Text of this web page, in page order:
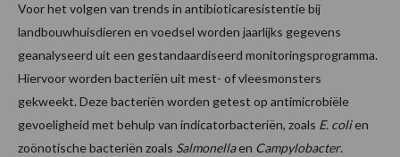
Voor het volgen van trends in antibioticaresistentie bij
landbouwhuisdieren en voedsel worden jaarlijks gegevens
geanalyseerd uit een gestandaardiseerd monitoringsprogramma.
Hiervoor worden bacteriën uit mest- of vleesmonsters
gekweekt. Deze bacteriën worden getest op antimicrobiële
gevoeligheid met behulp van indicatorbacteriën, zoals E. colien
zoönotische bacteriën zoals Salmonellaen Campylobacter.